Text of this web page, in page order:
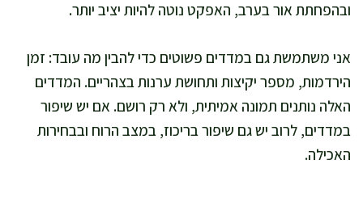
ובהפחתת אור בערב, האפקט נוטה להיות יציב יותר.
אני משתמשת גם במדדים פשוטים כדי להבין מה עובד: זמן
הירדמות, מספר יקיצות ותחושת ערנות בצהריים. המדדים
האלה נותנים תמונה אמיתית, ולא רק רושם. אם יש שיפור
במדדים, לרוב יש גם שיפור בריכוז, במצב הרוח ובבחירות
האכילה.